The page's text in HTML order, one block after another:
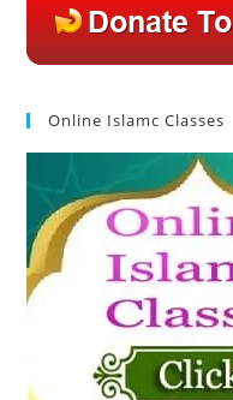
tab
Online Islamc Classes